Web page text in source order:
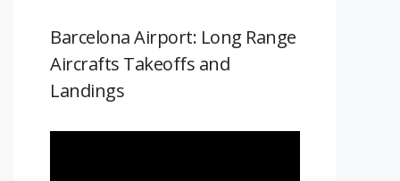
Barcelona Airport: Long Range
Aircrafts Takeoffs and
Landings